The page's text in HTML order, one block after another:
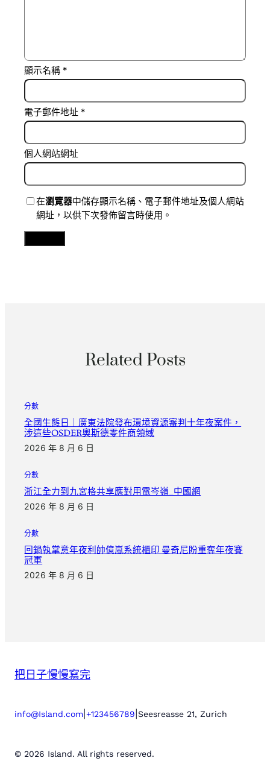
顯示名稱 *
電子郵件地址 *
個人網站網址
在瀏覽器中儲存顯示名稱、電子郵件地址及個人網站
網址，以供下次發佈留言時使用。
Related Posts
分數
全國生態日｜廣東法院發布環境資源審判十年夜案件，
涉這些OSDER奧斯德零件商領域
2026 年 8 月 6 日
分數
浙江全力到九宮格共享應對用電岑嶺_中國網
2026 年 8 月 6 日
分數
回鍋執掌意年夜利帥億嵐系統櫃印 曼奇尼盼重奪年夜賽
冠軍
2026 年 8 月 6 日
把日子慢慢寫完
info@Island.com +123456789 Seesreasse 21, Zurich
© 2026 Island. All rights reserved.